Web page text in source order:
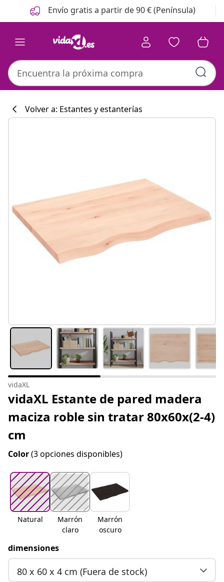
Anterior
Siguiente Envío gratis a partir de 90 € (Península)
#sharemevidaxl
Volver a: Estantes y estanterías
vidaXL
vidaXL Estante de pared madera
maciza roble sin tratar 80x60x(2-4)
cm
Color(3 opciones disponibles)
Natural
Marrón
claro
Marrón
oscuro
dimensiones
80 x 60 x 4 cm (Fuera de stock)